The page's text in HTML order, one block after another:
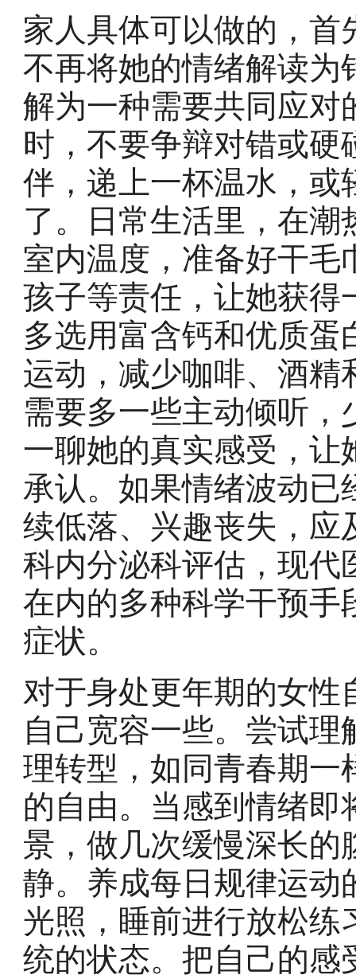
家人具体可以做的，
不再将她的情绪解读
解为一种需要共同应
时，不要争辩对错或
伴，递上一杯温水，
了。日常生活里，在
室内温度，准备好干
孩子等责任，让她获
多选用富含钙和优质
运动，减少咖啡、酒
需要多一些主动倾听
一聊她的真实感受，
承认。如果情绪波动
续低落、兴趣丧失，
科内分泌科评估，现
在内的多种科学干预
症状。
对于身处更年期的女
自己宽容一些。尝试
理转型，如同青春期
的自由。当感到情绪
景，做几次缓慢深长
静。养成每日规律运
光照，睡前进行放松
统的状态。把自己的